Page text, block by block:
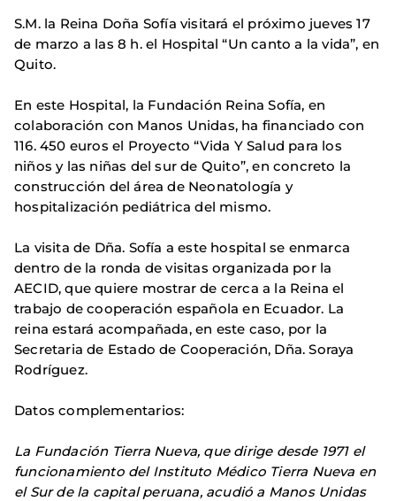
S.M. la Reina Doña Sofía visitará el próximo jueves 17
de marzo a las 8 h. el Hospital “Un canto a la vida”, en
Quito.
En este Hospital, la Fundación Reina Sofía, en
colaboración con Manos Unidas, ha financiado con
116. 450 euros el Proyecto “Vida Y Salud para los
niños y las niñas del sur de Quito”, en concreto la
construcción del área de Neonatología y
hospitalización pediátrica del mismo.
La visita de Dña. Sofía a este hospital se enmarca
dentro de la ronda de visitas organizada por la
AECID, que quiere mostrar de cerca a la Reina el
trabajo de cooperación española en Ecuador. La
reina estará acompañada, en este caso, por la
Secretaria de Estado de Cooperación, Dña. Soraya
Rodríguez.
Datos complementarios:
La Fundación Tierra Nueva, que dirige desde 1971 el
funcionamiento del Instituto Médico Tierra Nueva en
el Sur de la capital peruana, acudió a Manos Unidas